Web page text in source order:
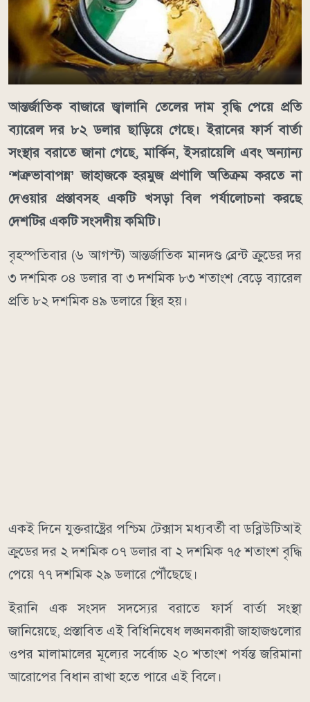
আন্তর্জাতিক বাজারে জ্বালানি তেলের দাম বৃদ্ধি পেয়ে প্রতি
ব্যারেল দর ৮২ ডলার ছাড়িয়ে গেছে। ইরানের ফার্স বার্তা
সংস্থার বরাতে জানা গেছে, মার্কিন, ইসরায়েলি এবং অন্যান্য
‘শত্রুভাবাপন্ন’ জাহাজকে হরমুজ প্রণালি অতিক্রম করতে না
দেওয়ার প্রস্তাবসহ একটি খসড়া বিল পর্যালোচনা করছে
দেশটির একটি সংসদীয় কমিটি।
বৃহস্পতিবার (৬ আগস্ট) আন্তর্জাতিক মানদণ্ড ব্রেন্ট ক্রুডের দর
৩ দশমিক ০৪ ডলার বা ৩ দশমিক ৮৩ শতাংশ বেড়ে ব্যারেল
প্রতি ৮২ দশমিক ৪৯ ডলারে স্থির হয়।
একই দিনে যুক্তরাষ্ট্রের পশ্চিম টেক্সাস মধ্যবর্তী বা ডব্লিউটিআই
ক্রুডের দর ২ দশমিক ০৭ ডলার বা ২ দশমিক ৭৫ শতাংশ বৃদ্ধি
পেয়ে ৭৭ দশমিক ২৯ ডলারে পৌঁছেছে।
ইরানি এক সংসদ সদস্যের বরাতে ফার্স বার্তা সংস্থা
জানিয়েছে, প্রস্তাবিত এই বিধিনিষেধ লঙ্ঘনকারী জাহাজগুলোর
ওপর মালামালের মূল্যের সর্বোচ্চ ২০ শতাংশ পর্যন্ত জরিমানা
আরোপের বিধান রাখা হতে পারে এই বিলে।